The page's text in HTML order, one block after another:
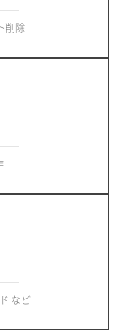
削除
など